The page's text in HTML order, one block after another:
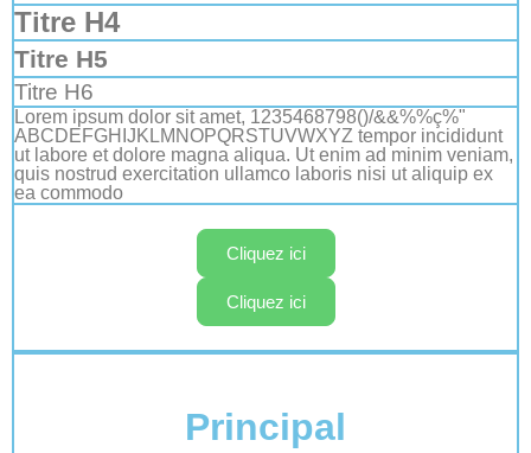
Titre H4
Titre H5
Titre H6
Lorem ipsum dolor sit amet, 1235468798()/&&%%ç%"
ABCDEFGHIJKLMNOPQRSTUVWXYZ tempor incididunt
ut labore et dolore magna aliqua. Ut enim ad minim veniam,
quis nostrud exercitation ullamco laboris nisi ut aliquip ex
ea commodo
Cliquez ici
Cliquez ici
Principal